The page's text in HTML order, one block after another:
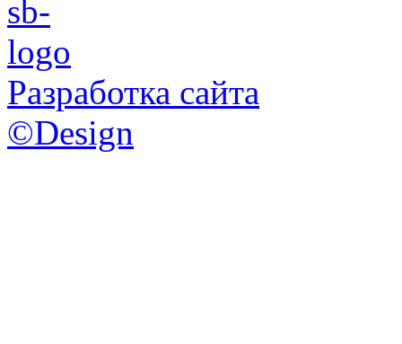
Разработка сайта
©Design